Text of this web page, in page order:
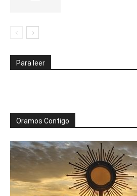
Para leer
Oramos Contigo